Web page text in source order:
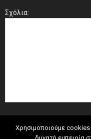
Σχόλια:
Χρησιμοποιούμε